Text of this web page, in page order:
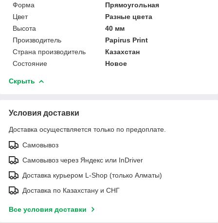
Форма
Прямоугольная
Цвет
Разные цвета
Высота
40 мм
Производитель
Papirus Print
Страна производитель
Казахстан
Состояние
Новое
Скрыть
Условия доставки
Доставка осуществляется только по предоплате.
Самовывоз
Самовывоз через Яндекс или InDriver
Доставка курьером L-Shop (только Алматы)
Доставка по Казахстану и СНГ
Все условия доставки